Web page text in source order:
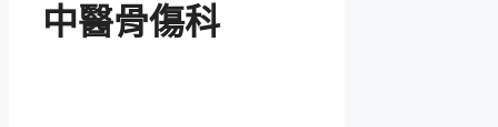
中醫骨傷科